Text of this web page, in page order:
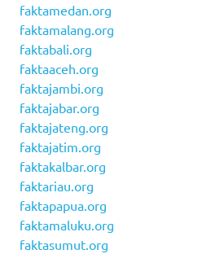
faktamedan.org
faktamalang.org
faktabali.org
faktaaceh.org
faktajambi.org
faktajabar.org
faktajateng.org
faktajatim.org
faktakalbar.org
faktariau.org
faktapapua.org
faktamaluku.org
faktasumut.org